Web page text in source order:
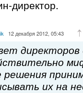
директор.
12 декабря 2012, 05:43
директоров
решения
их на